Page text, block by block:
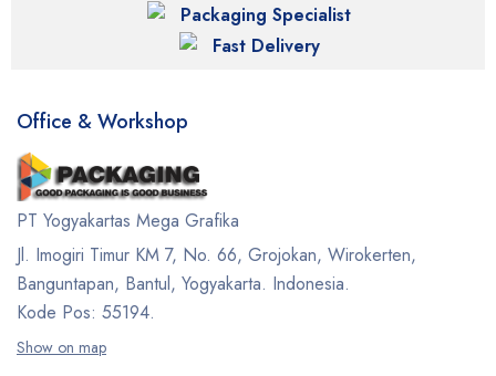
Packaging Specialist
Fast Delivery
Office & Workshop
PT Yogyakartas Mega Grafika
Jl. Imogiri Timur KM 7, No. 66, Grojokan, Wirokerten,
Banguntapan, Bantul, Yogyakarta. Indonesia.
Kode Pos: 55194.
Show on map